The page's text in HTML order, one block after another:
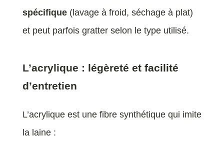
spécifique(lavage à froid, séchage à plat)
et peut parfois gratter selon le type utilisé.
L’acrylique : légèreté et facilité
d’entretien
L’acrylique est une fibre synthétique qui imite
la laine :